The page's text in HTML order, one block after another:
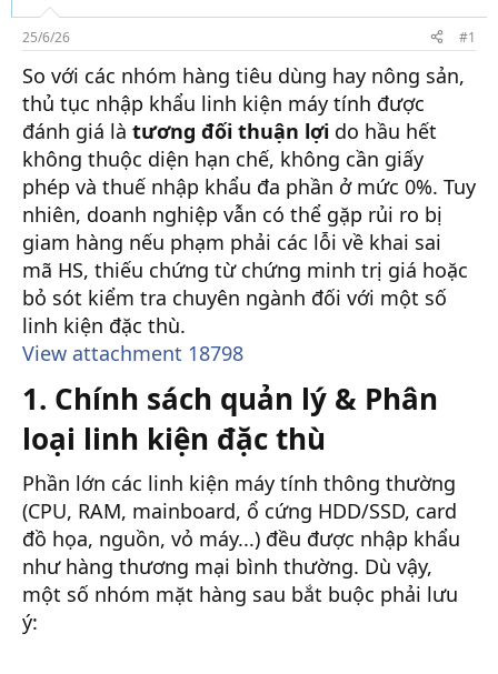
s
t
a
r
t
e
r
i
25/6/26 #1
So với các nhóm hàng tiêu dùng hay nông sản,
thủ tục nhập khẩu linh kiện máy tính được
đánh giá là tương đối thuận lợi do hầu hết
không thuộc diện hạn chế, không cần giấy
phép và thuế nhập khẩu đa phần ở mức 0%. Tuy
nhiên, doanh nghiệp vẫn có thể gặp rủi ro bị
giam hàng nếu phạm phải các lỗi về khai sai
mã HS, thiếu chứng từ chứng minh trị giá hoặc
bỏ sót kiểm tra chuyên ngành đối với một số
linh kiện đặc thù.
View attachment 18798
1. Chính sách quản lý & Phân
loại linh kiện đặc thù
Phần lớn các linh kiện máy tính thông thường
(CPU, RAM, mainboard, ổ cứng HDD/SSD, card
đồ họa, nguồn, vỏ máy...) đều được nhập khẩu
như hàng thương mại bình thường. Dù vậy,
một số nhóm mặt hàng sau bắt buộc phải lưu
ý: